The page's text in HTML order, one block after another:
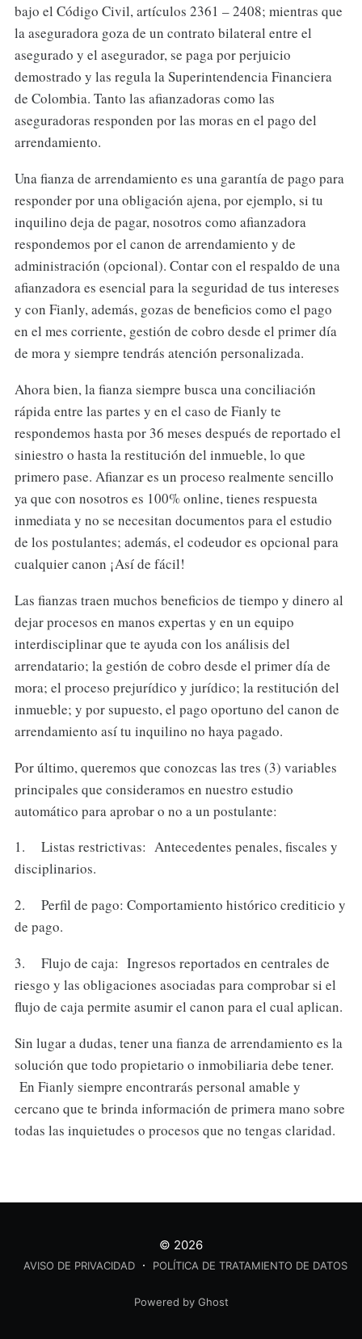
bajo el Código Civil, artículos 2361 – 2408; mientras que
la aseguradora goza de un contrato bilateral entre el
asegurado y el asegurador, se paga por perjuicio
demostrado y las regula la Superintendencia Financiera
de Colombia. Tanto las afianzadoras como las
aseguradoras responden por las moras en el pago del
arrendamiento.
Una fianza de arrendamiento es una garantía de pago para
responder por una obligación ajena, por ejemplo, si tu
inquilino deja de pagar, nosotros como afianzadora
respondemos por el canon de arrendamiento y de
administración (opcional). Contar con el respaldo de una
afianzadora es esencial para la seguridad de tus intereses
y con Fianly, además, gozas de beneficios como el pago
en el mes corriente, gestión de cobro desde el primer día
de mora y siempre tendrás atención personalizada.
Ahora bien, la fianza siempre busca una conciliación
rápida entre las partes y en el caso de Fianly te
respondemos hasta por 36 meses después de reportado el
siniestro o hasta la restitución del inmueble, lo que
primero pase. Afianzar es un proceso realmente sencillo
ya que con nosotros es 100% online, tienes respuesta
inmediata y no se necesitan documentos para el estudio
de los postulantes; además, el codeudor es opcional para
cualquier canon ¡Así de fácil!
Las fianzas traen muchos beneficios de tiempo y dinero al
dejar procesos en manos expertas y en un equipo
interdisciplinar que te ayuda con los análisis del
arrendatario; la gestión de cobro desde el primer día de
mora; el proceso prejurídico y jurídico; la restitución del
inmueble; y por supuesto, el pago oportuno del canon de
arrendamiento así tu inquilino no haya pagado.
Por último, queremos que conozcas las tres (3) variables
principales que consideramos en nuestro estudio
automático para aprobar o no a un postulante:
1. Listas restrictivas: Antecedentes penales, fiscales y
disciplinarios.
2. Perfil de pago: Comportamiento histórico crediticio y
de pago.
3. Flujo de caja: Ingresos reportados en centrales de
riesgo y las obligaciones asociadas para comprobar si el
flujo de caja permite asumir el canon para el cual aplican.
Sin lugar a dudas, tener una fianza de arrendamiento es la
solución que todo propietario o inmobiliaria debe tener.
En Fianly siempre encontrarás personal amable y
cercano que te brinda información de primera mano sobre
todas las inquietudes o procesos que no tengas claridad.
© 2026
AVISO DE PRIVACIDAD POLÍTICA DE TRATAMIENTO DE DATOS
Powered by Ghost